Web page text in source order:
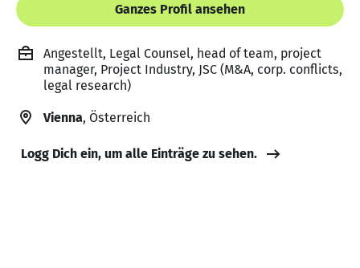
Ganzes Profil ansehen
Angestellt, Legal Counsel, head of team, project
manager, Project Industry, JSC (M&A, corp. conflicts,
legal research)
Vienna, Österreich
Logg Dich ein, um alle Einträge zu sehen.